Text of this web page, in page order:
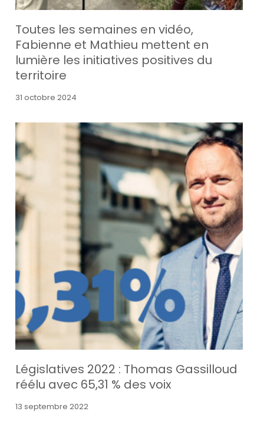
Toutes les semaines en vidéo,
Fabienne et Mathieu mettent en
lumière les initiatives positives du
territoire
31 octobre 2024
Législatives 2022 : Thomas Gassilloud
réélu avec 65,31 % des voix
13 septembre 2022